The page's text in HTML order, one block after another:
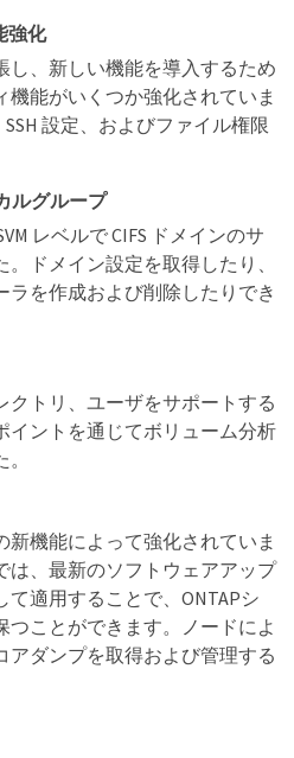
強化
し、新しい機能を導入するため
能がいくつか強化されていま
設定、およびファイル権限
ルグループ
レベルで CIFS ドメインのサ
ドメイン設定を取得したり、
ラを作成および削除したりでき
クトリ、ユーザをサポートする
イントを通じてボリューム分析
機能によって強化されていま
は、最新のソフトウェアアップ
適用することで、ONTAPシ
つことができます。ノードによ
アダンプを取得および管理する